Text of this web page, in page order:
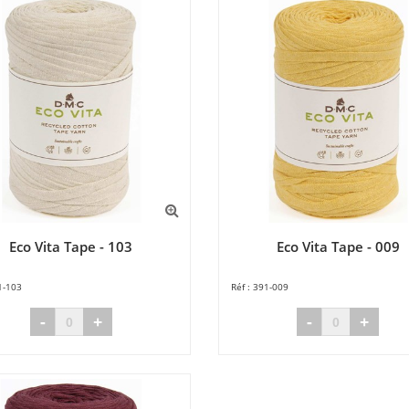
Eco Vita Tape - 103
103
- +
Eco Vita Tape - 009
391-009
- +